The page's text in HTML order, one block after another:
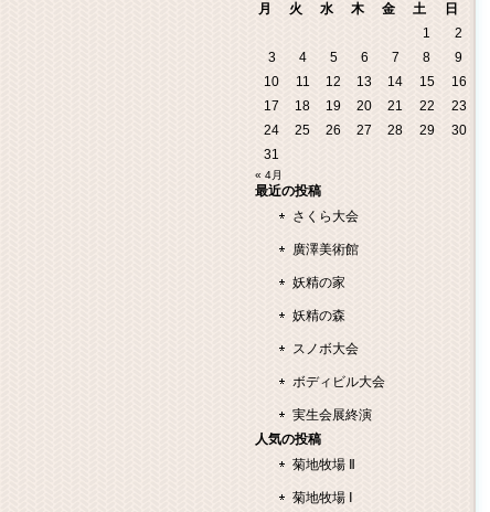
月 火 水 木 金 土
日
1
2
3
4 5 6 7 8
9
10
11 12 13 14 15
16
17
18 19 20 21 22
23
24
25 26 27 28 29
30
31
« 4月
最近の投稿
さくら大会
廣澤美術館
妖精の家
妖精の森
スノボ大会
ボディビル大会
実生会展終演
人気の投稿
菊地牧場 Ⅱ
菊地牧場 Ⅰ